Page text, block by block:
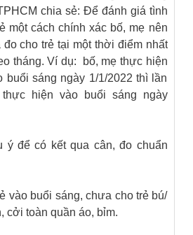
chia sẻ: Để đánh giá tình
một cách chính xác bố, mẹ nên
cho trẻ tại một thời điểm nhất
tháng. Ví dụ: bố, mẹ thực hiện
buổi sáng ngày 1/1/2022 thì lần
hiện vào buổi sáng ngày
ý để có kết qua cân, đo chuẩn
vào buổi sáng, chưa cho trẻ bú/
cởi toàn quần áo, bỉm.